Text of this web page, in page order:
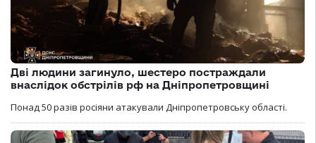
Дві людини загинуло, шестеро постраждали
внаслідок обстрілів рф на Дніпропетровщині
Понад 50 разів росіяни атакували Дніпропетровську області.